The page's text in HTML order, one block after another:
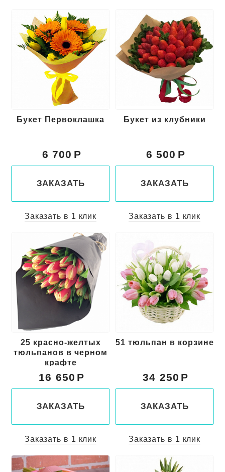
Букет Первоклашка
6 700
ЗАКАЗАТЬ
Заказать в 1 клик
Букет из клубники
6 500
ЗАКАЗАТЬ
Заказать в 1 клик
25 красно-желтых
тюльпанов в черном
крафте
16 650
ЗАКАЗАТЬ
Заказать в 1 клик
51 тюльпан в корзине
34 250
ЗАКАЗАТЬ
Заказать в 1 клик